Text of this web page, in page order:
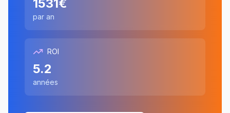
1531€
par an
ROI
5.2
années